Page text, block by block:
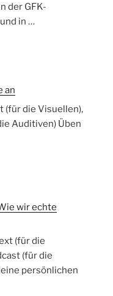
der GFK-
in …
an
(für die Visuellen),
Auditiven) Üben
wir echte
(für die
(für die
persönlichen